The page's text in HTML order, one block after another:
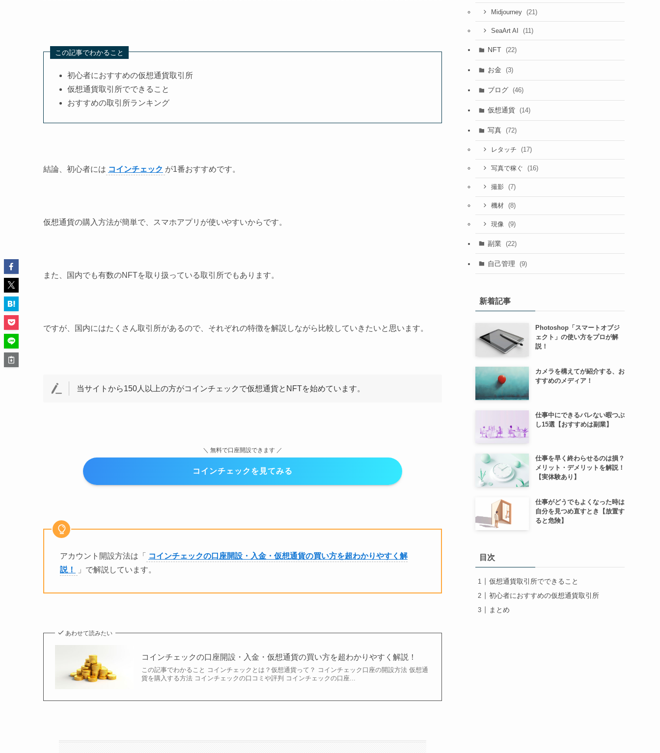
この記事でわかること
初心者におすすめの仮想通貨取引所
仮想通貨取引所でできること
おすすめの取引所ランキング
結論、初心者には コインチェック が1番おすすめです。
仮想通貨の購入方法が簡単で、スマホアプリが使いやすいからです。
また、国内でも有数のNFTを取り扱っている取引所でもあります。
ですが、国内にはたくさん取引所があるので、それぞれの特徴を解説しながら比較していきたいと思います。
当サイトから150人以上の方がコインチェックで仮想通貨とNFTを始めています。
＼ 無料で口座開設できます ／
コインチェックを見てみる
アカウント開設方法は「
コインチェックの口座開設・入金・仮想通貨の買い方を超わかりやすく解
説！
」で解説しています。
あわせて読みたい
コインチェックの口座開設・入金・仮想通貨の買い方を超わかりやすく解説！
この記事でわかること コインチェックとは？仮想通貨って？ コインチェック口座の開設方法 仮想通
貨を購入する方法 コインチェックの口コミや評判 コインチェックの口座...
Midjourney (21)
SeaArt AI (11)
NFT (22)
お金 (3)
ブログ (46)
仮想通貨 (14)
写真 (72)
レタッチ (17)
写真で稼ぐ (16)
撮影 (7)
機材 (8)
現像 (9)
副業 (22)
自己管理 (9)
新着記事
Photoshop「スマートオブジ
ェクト」の使い方をプロが解
説！
カメラを構えてが紹介する、お
すすめのメディア！
仕事中にできるバレない暇つぶ
し15選【おすすめは副業】
仕事を早く終わらせるのは損？
メリット・デメリットを解説！
【実体験あり】
仕事がどうでもよくなった時は
自分を見つめ直すとき【放置す
ると危険】
目次
仮想通貨取引所でできること
初心者におすすめの仮想通貨取引所
まとめ